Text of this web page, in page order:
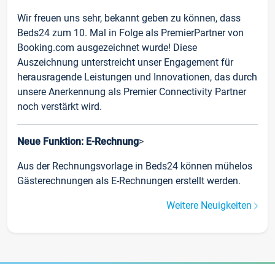
Wir freuen uns sehr, bekannt geben zu können, dass
Beds24 zum 10. Mal in Folge als PremierPartner von
Booking.com ausgezeichnet wurde! Diese
Auszeichnung unterstreicht unser Engagement für
herausragende Leistungen und Innovationen, das durch
unsere Anerkennung als Premier Connectivity Partner
noch verstärkt wird.
Neue Funktion: E-Rechnung>
Aus der Rechnungsvorlage in Beds24 können mühelos
Gästerechnungen als E-Rechnungen erstellt werden.
Weitere Neuigkeiten